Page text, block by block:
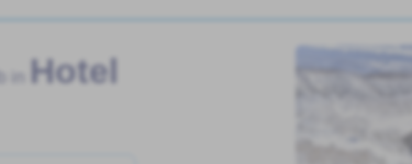
Hotel